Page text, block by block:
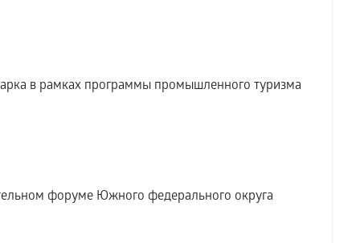
в рамках программы промышленного туризма
форуме Южного федерального округа